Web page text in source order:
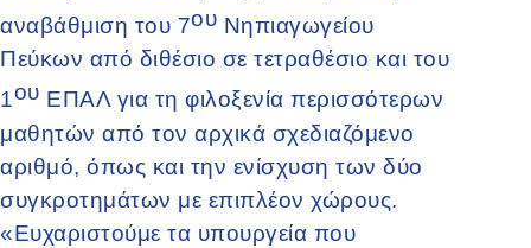
αναβάθμιση του 7ου Νηπιαγωγείου
Πεύκων από διθέσιο σε τετραθέσιο και του
1ου ΕΠΑΛ για τη φιλοξενία περισσότερων
μαθητών από τον αρχικά σχεδιαζόμενο
αριθμό, όπως και την ενίσχυση των δύο
συγκροτημάτων με επιπλέον χώρους.
«Ευχαριστούμε τα υπουργεία που